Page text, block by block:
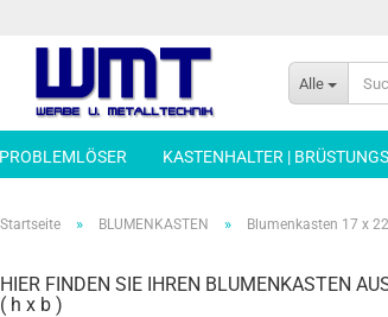
Alle
KASTENHALTER |
Startseite » BLUMENKASTEN » Blumenkasten 17 x
HIER FINDEN SIE IHREN BLUMENKASTEN
( h x b )